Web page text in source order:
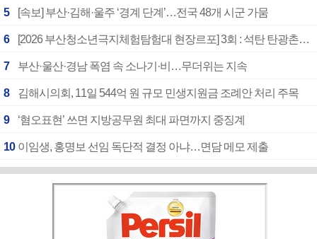
5 [속보] 부산·김해·울주 ‘경계 단계’…전국 48개 시군 가뭄
6 [2026 부산청소년극지체험탐험대 현장르포] 3회 : 석탄 탄광촌에서 북극 연구의 중심지로
7 부산·울산·경남 폭염 속 소나기·비…무더위는 지속
8 김해시의회, 11일 544억 원 규모 민생지원금 조례안 처리 주목
9 ‘혐오표현’ 쓰면 지방공무원 최대 파면까지 중징계
10 이임생, 홍명보 선임 독단적 결정 아냐…면담 메모 제출